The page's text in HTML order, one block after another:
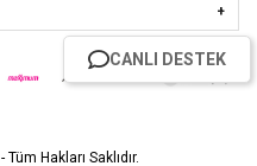
- Tüm Hakları Saklıdır.
CANLI DESTEK